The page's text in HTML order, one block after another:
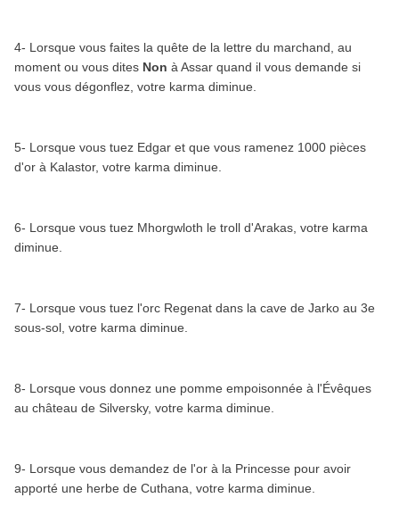
4- Lorsque vous faites la quête de la lettre du marchand, au
moment ou vous dites Non à Assar quand il vous demande si
vous vous dégonflez, votre karma diminue.
5- Lorsque vous tuez Edgar et que vous ramenez 1000 pièces
d'or à Kalastor, votre karma diminue.
6- Lorsque vous tuez Mhorgwloth le troll d'Arakas, votre karma
diminue.
7- Lorsque vous tuez l'orc Regenat dans la cave de Jarko au 3e
sous-sol, votre karma diminue.
8- Lorsque vous donnez une pomme empoisonnée à l'Évêques
au château de Silversky, votre karma diminue.
9- Lorsque vous demandez de l'or à la Princesse pour avoir
apporté une herbe de Cuthana, votre karma diminue.